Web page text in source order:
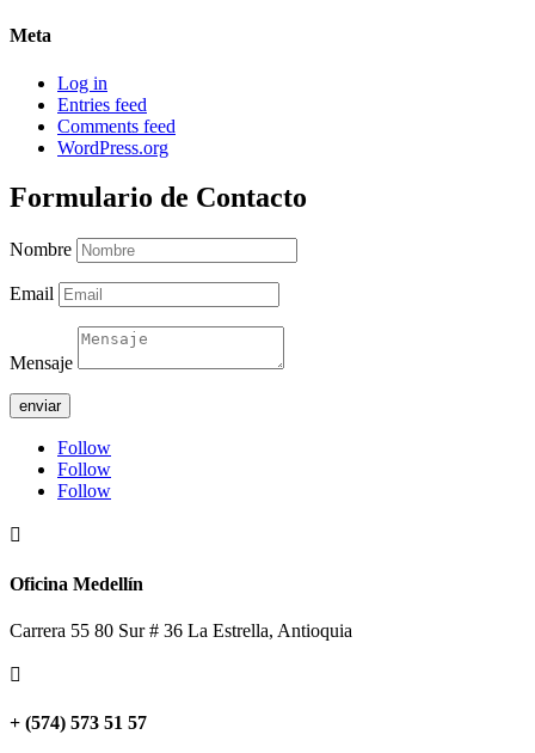
Meta
Log in
Entries feed
Comments feed
WordPress.org
Formulario de Contacto
Nombre
Email
Mensaje
enviar
Follow
Follow
Follow

Oficina Medellín
Carrera 55 80 Sur # 36 La Estrella, Antioquia

+ (574) 573 51 57